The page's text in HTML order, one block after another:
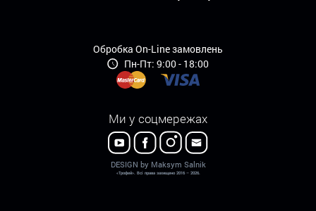
Обробка On-Line замовлень
Пн-Пт: 9:00 - 18:00
Ми у соцмережах
DESIGN by Maksym Salnik
«Трофей». Всі права захищено 2016 – 2026.